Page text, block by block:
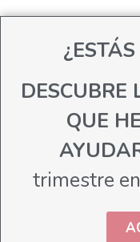
DESCUBRE
QUE
trimestre